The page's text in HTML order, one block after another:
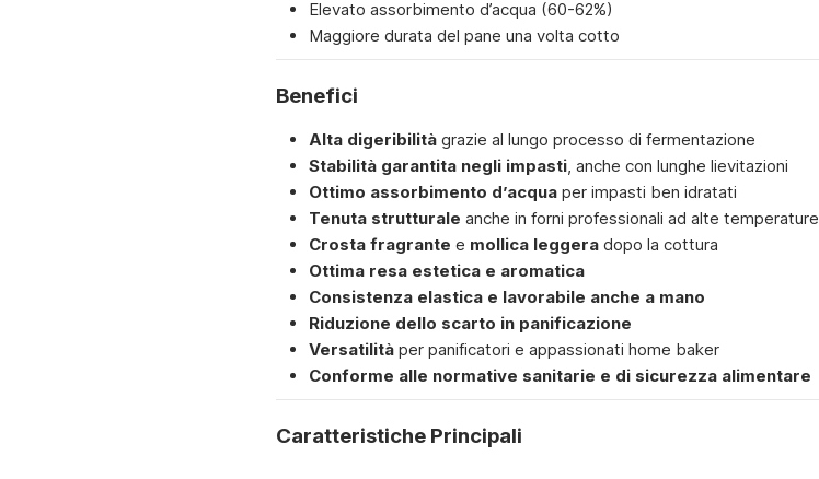
Elevato assorbimento d’acqua (60-62%)
Maggiore durata del pane una volta cotto
Benefici
Alta digeribilità grazie al lungo processo di fermentazione
Stabilità garantita negli impasti , anche con lunghe lievitazioni
Ottimo assorbimento d’acqua per impasti ben idratati
Tenuta strutturale anche in forni professionali ad alte temperature
Crosta fragrante e mollica leggera dopo la cottura
Ottima resa estetica e aromatica
Consistenza elastica e lavorabile anche a mano
Riduzione dello scarto in panificazione
Versatilità per panificatori e appassionati home baker
Conforme alle normative sanitarie e di sicurezza alimentare
Caratteristiche Principali